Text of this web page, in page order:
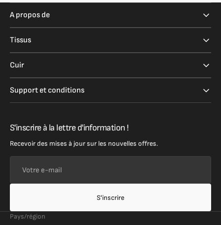
A propos de
Tissus
Cuir
Support et conditions
S'inscrire à la lettre d'information !
Recevoir des mises à jour sur les nouvelles offres.
mail
S'inscrire
Pays/région